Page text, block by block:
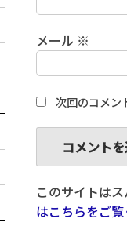
メール ※
次回のコメン
このサイトは
はこちらをご